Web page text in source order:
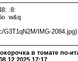
:8:
w&q
G3T1qN2M/IMG-
в томате по-